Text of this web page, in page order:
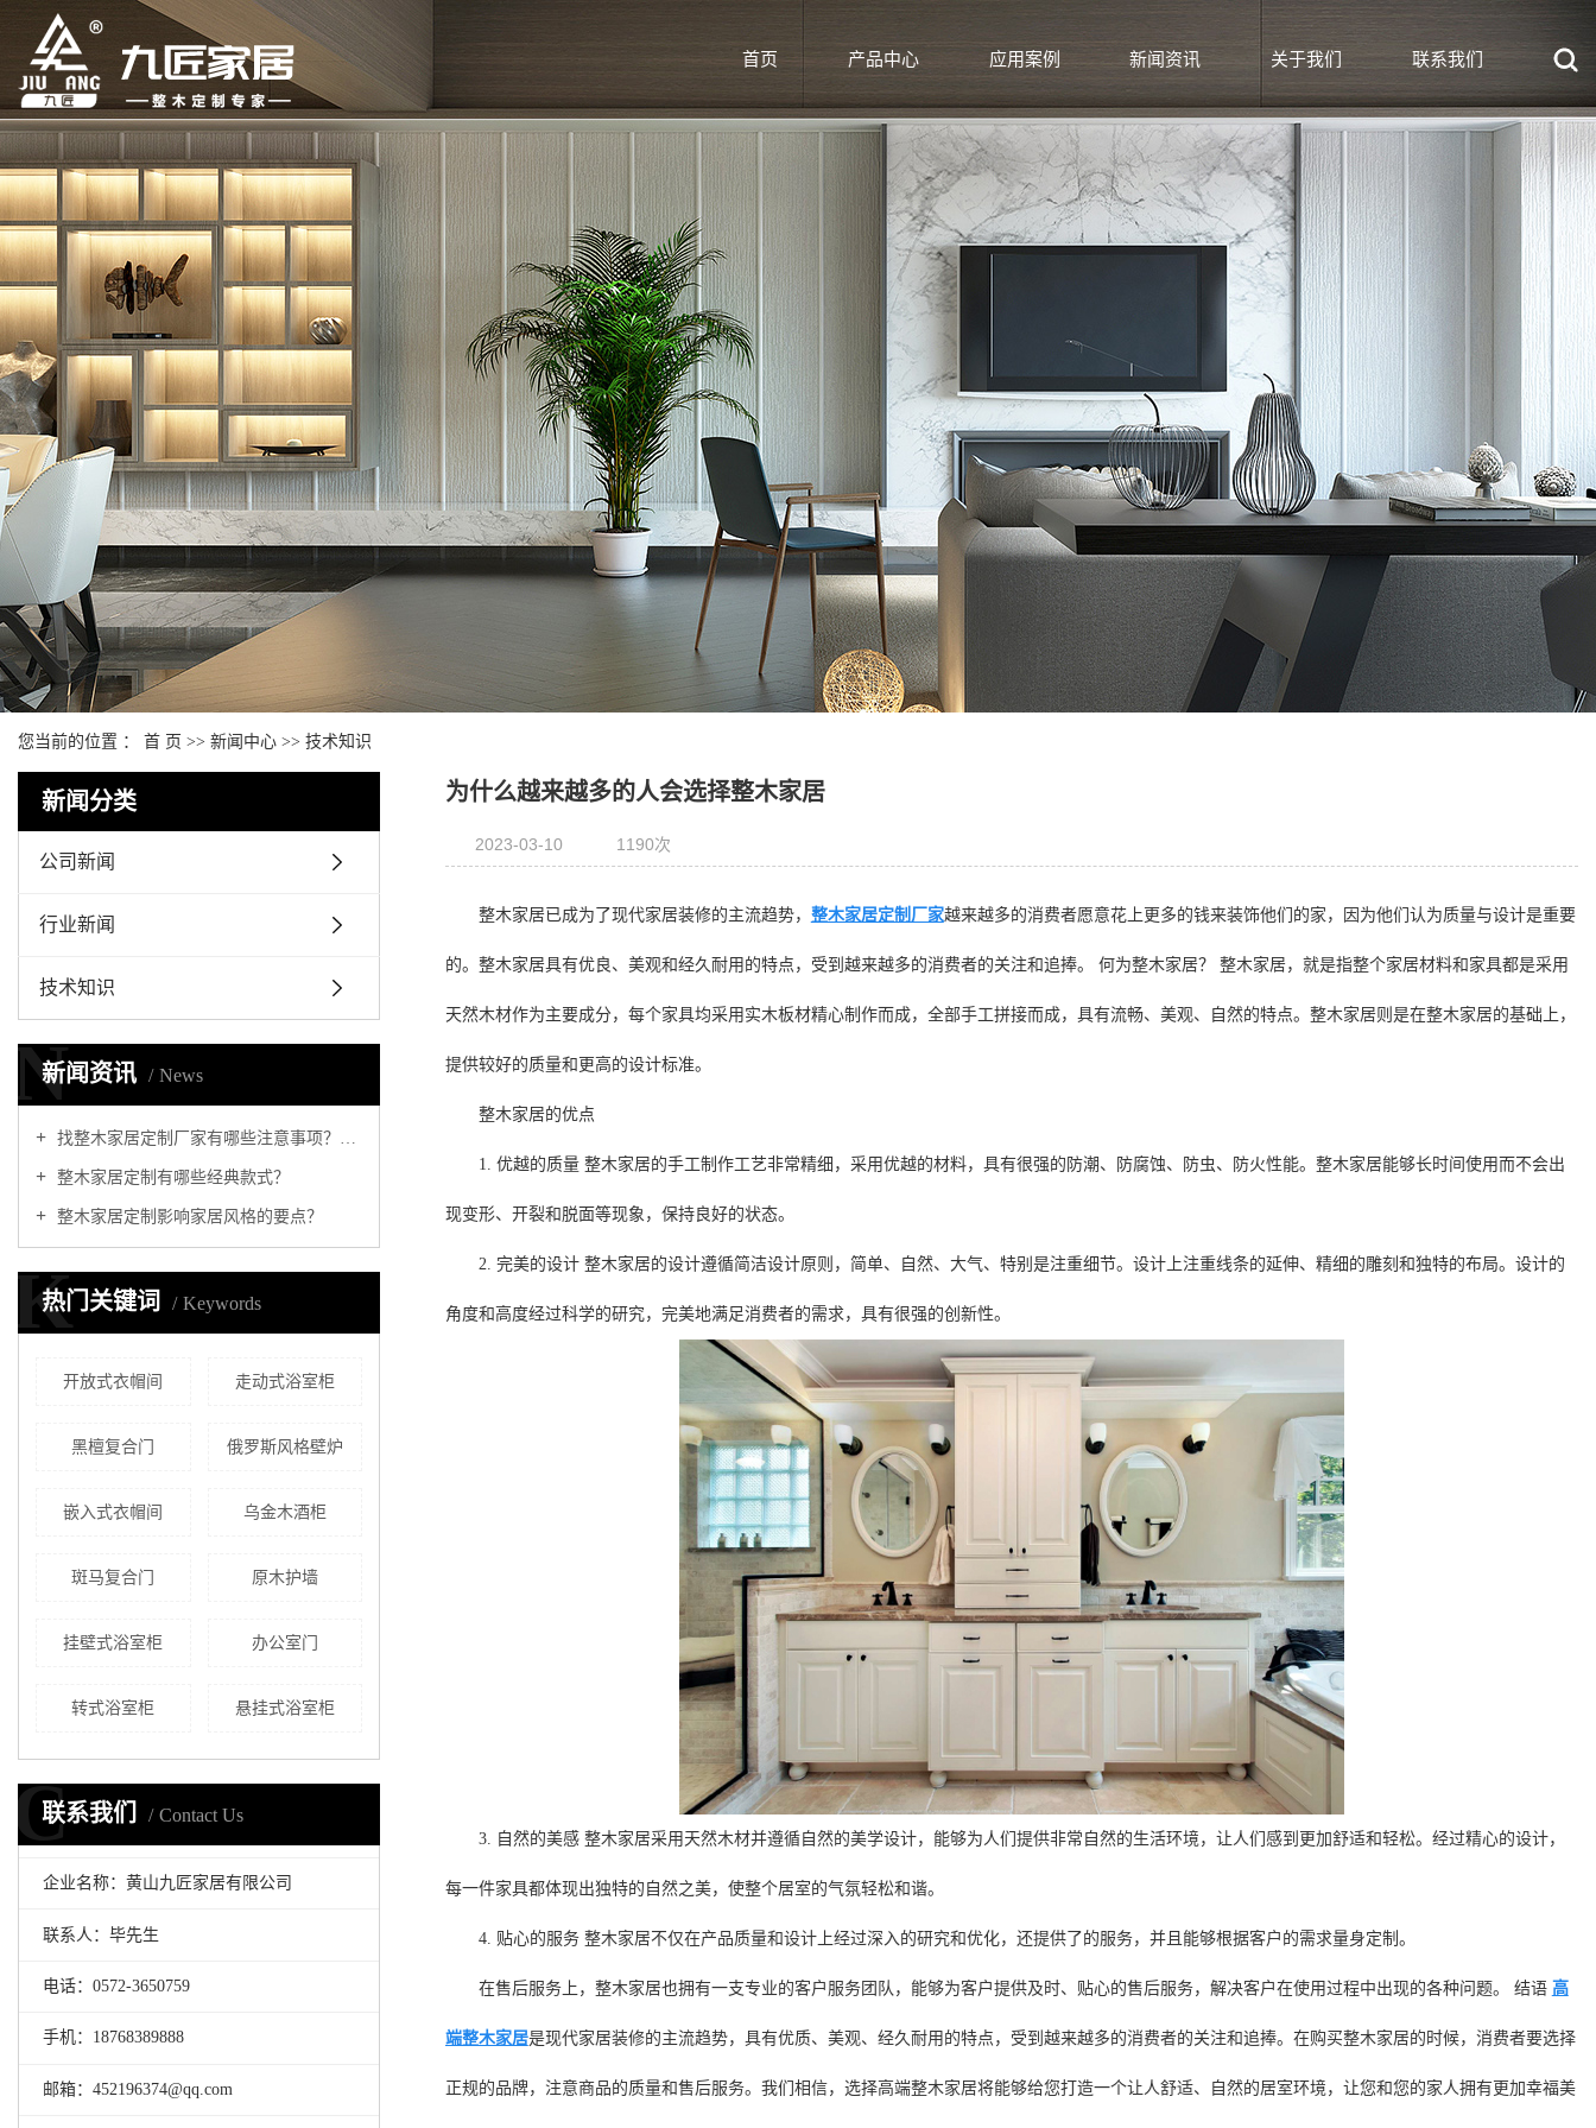
首页 产品中心 应用案例 新闻资讯 关于我们 联系我们
您当前的位置 ： 首 页 >> 新闻中心 >> 技术知识
新闻分类
公司新闻
行业新闻
技术知识
新闻资讯 News
N
找整木家居定制厂家有哪些注意事项？怎样挑选适合的
整木家居定制有哪些经典款式？
整木家居定制影响家居风格的要点？
热门关键词 Keywords
K
开放式衣帽间 走动式浴室柜
黑檀复合门 俄罗斯风格壁炉
嵌入式衣帽间 乌金木酒柜
斑马复合门 原木护墙
挂壁式浴室柜 办公室门
转式浴室柜 悬挂式浴室柜
联系我们 Contact Us
C
企业名称：黄山九匠家居有限公司
联系人：毕先生
电话：0572-3650759
手机：18768389888
邮箱：452196374@qq.com
为什么越来越多的人会选择整木家居
2023-03-10 1190次
整木家居已成为了现代家居装修的主流趋势， 整木家居定制厂家越来越多的消费者愿意花上更多的钱来装饰他们的家，因为他们认为质量与设计是重要
的。整木家居具有优良、美观和经久耐用的特点，受到越来越多的消费者的关注和追捧。 何为整木家居？ 整木家居，就是指整个家居材料和家具都是采用
天然木材作为主要成分，每个家具均采用实木板材精心制作而成，全部手工拼接而成，具有流畅、美观、自然的特点。整木家居则是在整木家居的基础上，
提供较好的质量和更高的设计标准。
整木家居的优点
1. 优越的质量 整木家居的手工制作工艺非常精细，采用优越的材料，具有很强的防潮、防腐蚀、防虫、防火性能。整木家居能够长时间使用而不会出
现变形、开裂和脱面等现象，保持良好的状态。
2. 完美的设计 整木家居的设计遵循简洁设计原则，简单、自然、大气、特别是注重细节。设计上注重线条的延伸、精细的雕刻和独特的布局。设计的
角度和高度经过科学的研究，完美地满足消费者的需求，具有很强的创新性。
3. 自然的美感 整木家居采用天然木材并遵循自然的美学设计，能够为人们提供非常自然的生活环境，让人们感到更加舒适和轻松。经过精心的设计，
每一件家具都体现出独特的自然之美，使整个居室的气氛轻松和谐。
4. 贴心的服务 整木家居不仅在产品质量和设计上经过深入的研究和优化，还提供了的服务，并且能够根据客户的需求量身定制。
在售后服务上，整木家居也拥有一支专业的客户服务团队，能够为客户提供及时、贴心的售后服务，解决客户在使用过程中出现的各种问题。 结语 高
端整木家居是现代家居装修的主流趋势，具有优质、美观、经久耐用的特点，受到越来越多的消费者的关注和追捧。在购买整木家居的时候，消费者要选择
正规的品牌，注意商品的质量和售后服务。我们相信，选择高端整木家居将能够给您打造一个让人舒适、自然的居室环境，让您和您的家人拥有更加幸福美